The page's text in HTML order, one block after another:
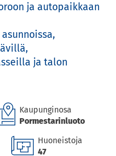
ja autopaikkaan
ja talon
Kaupunginosa
Pormestarinluoto
Huoneistoja
47